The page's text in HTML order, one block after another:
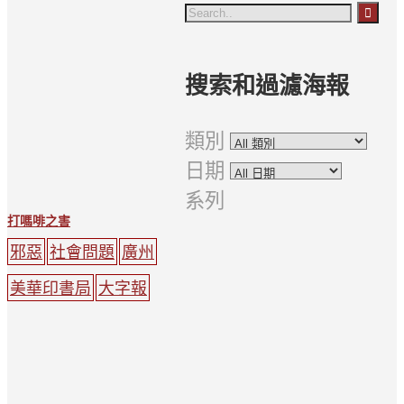
打嗎啡之害
邪惡 社會問題 廣州
美華印書局 大字報
搜索和過濾海報
類別
日期
系列